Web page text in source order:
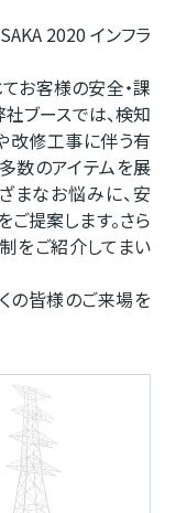
2020 インフラ
てお客様の安全・課
社ブースでは、検知
改修工事に伴う有
数のアイテムを展
まなお悩みに、安
提案します。さら
をご紹介してまい
の皆様のご来場を